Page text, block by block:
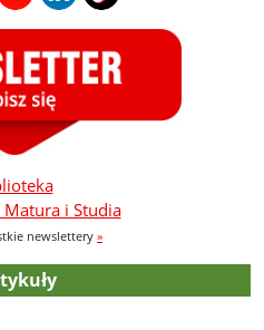
i Studia
newslettery »